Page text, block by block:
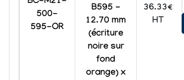
500-
595-OR
B595 -
12.70 mm
(écriture
noire sur
fond
orange) x
36.33€
HT